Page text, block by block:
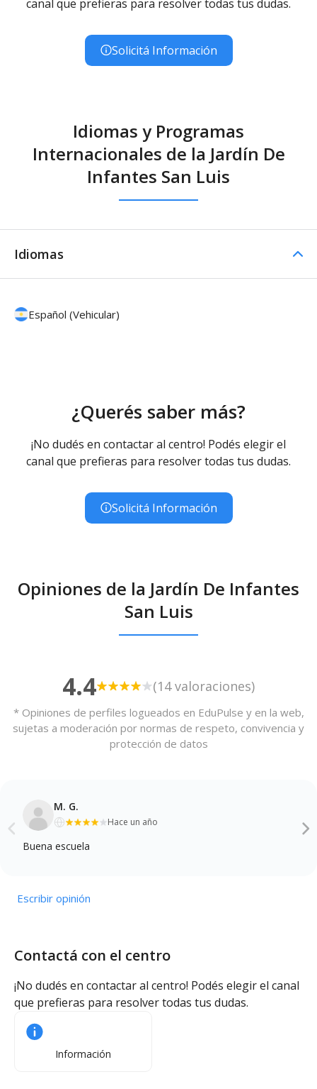
canal que prefieras para resolver todas tus dudas.
Solicitá Información
Idiomas y Programas
Internacionales de la Jardín De
Infantes San Luis
Idiomas
Español (Vehicular)
¿Querés saber más?
¡No dudés en contactar al centro! Podés elegir el
canal que prefieras para resolver todas tus dudas.
Solicitá Información
Opiniones de la Jardín De Infantes
San Luis
4.4 (14 valoraciones)
* Opiniones de perfiles logueados en EduPulse y en la web,
sujetas a moderación por normas de respeto, convivencia y
protección de datos
M. G.
Hace un año
Buena escuela
Escribir opinión
Contactá con el centro
¡No dudés en contactar al centro! Podés elegir el canal
que prefieras para resolver todas tus dudas.
Información